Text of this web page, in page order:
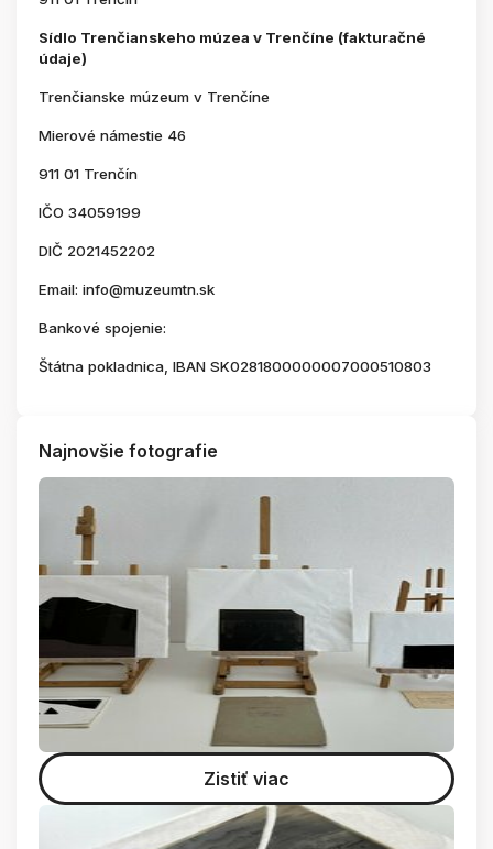
Sídlo Trenčianskeho múzea v Trenčíne (fakturačné
údaje)
Trenčianske múzeum v Trenčíne
Mierové námestie 46
911 01 Trenčín
IČO 34059199
DIČ 2021452202
Email: info@muzeumtn.sk
Bankové spojenie:
Štátna pokladnica, IBAN SK0281800000007000510803
Najnovšie fotografie
Zistiť viac